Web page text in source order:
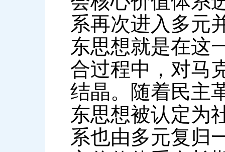
系再次进入多元
东思想就是在这
合过程中，对马
结晶。随着民主
东思想被认定为
系也由多元复归